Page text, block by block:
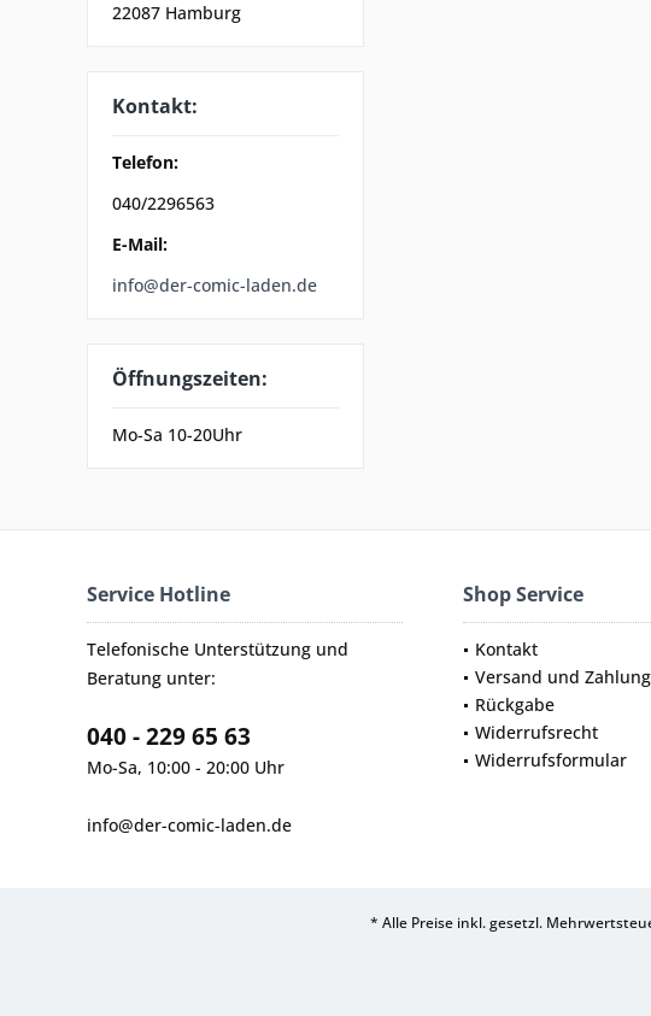
22087 Hamburg
Kontakt:
Telefon:
040/2296563
E-Mail:
info@der-comic-laden.de
Öffnungszeiten:
Mo-Sa 10-20Uhr
Service Hotline
Telefonische Unterstützung und
Beratung unter:
040 - 229 65 63
Mo-Sa, 10:00 - 20:00 Uhr
info@der-comic-laden.de
Shop Service
Kontakt
Versand und
Rückgabe
Widerrufsrecht
Widerrufsformular
* Alle Preise inkl. gesetzl.